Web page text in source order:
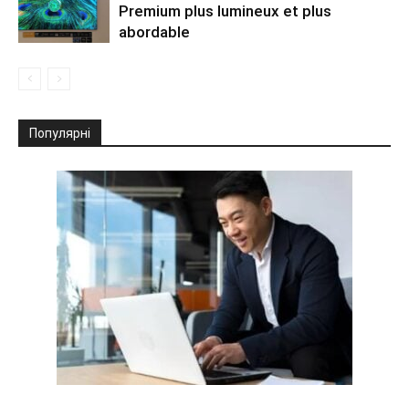
Premium plus lumineux et plus
abordable
Популярні